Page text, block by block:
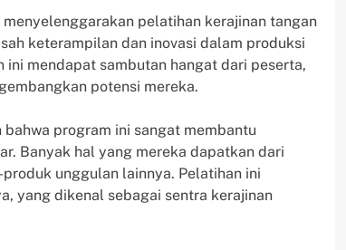
pelatihan kerajinan tangan
keterampilan dan inovasi dalam produksi
mendapat sambutan hangat dari peserta,
potensi mereka.
program ini sangat membantu
Banyak hal yang mereka dapatkan dari
unggulan lainnya. Pelatihan ini
yang dikenal sebagai sentra kerajinan